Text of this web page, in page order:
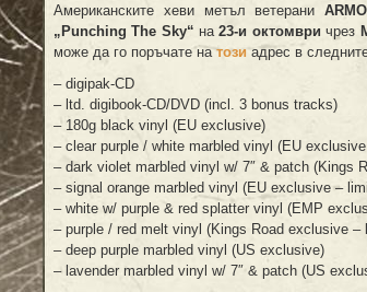
Американските хеви метъл ветерани
„ Punching The Sky“ на23-и октомвричрез
може да го поръчате натозиадрес в
– digipak-CD
– ltd. digibook-CD/DVD (incl. 3 bonus tracks)
– 180g black vinyl (EU exclusive)
– clear purple / white marbled vinyl (EU
– dark violet marbled vinyl w/ 7″ & patch (Kings
– signal orange marbled vinyl (EU exclusive –
– white w/ purple & red splatter vinyl (EMP
– purple / red melt vinyl (Kings Road exclusive –
– deep purple marbled vinyl (US exclusive)
– lavender marbled vinyl w/ 7″ & patch (US